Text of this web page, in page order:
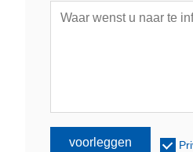
voorleggen